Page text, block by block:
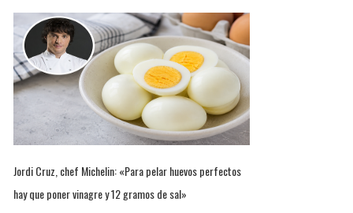
Jordi Cruz, chef Michelin: «Para pelar huevos perfectos
hay que poner vinagre y 12 gramos de sal»